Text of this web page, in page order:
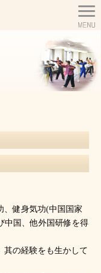
、健身気功(中国国家
中国、他外国研修を得
其の経験をも生かして